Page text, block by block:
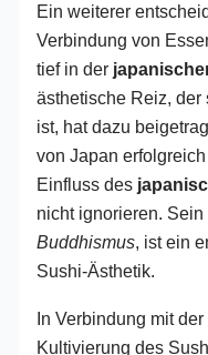
Ein weiterer
Verbindung von
tief in der
ästhetische Reiz, der
ist, hat dazu
von Japan
Einfluss des
nicht ignorieren.
Buddhismus, ist ein
Sushi-Ästhetik.
In Verbindung mit
Kultivierung des